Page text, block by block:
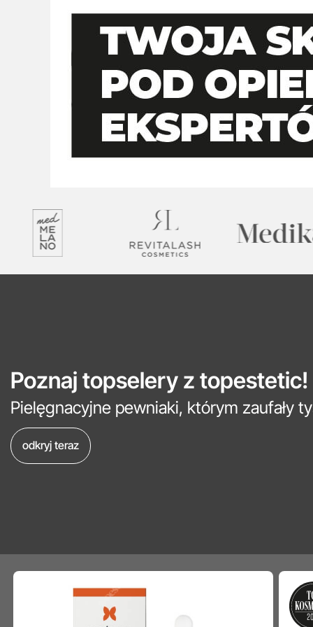
Poznaj topselery z topestetic!
Pielęgnacyjne pewniaki, którym zaufały
odkryj teraz